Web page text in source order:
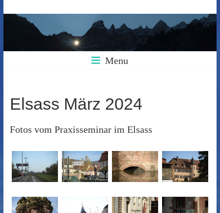
Menu
Elsass März 2024
Fotos vom Praxisseminar im Elsass